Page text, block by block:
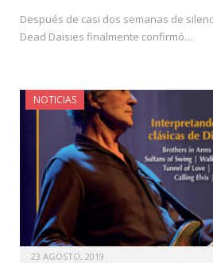
Después de casi dos semanas de
Dead Daisies finalmente confirmó…
NOTICIAS
23 AGOSTO, 2019